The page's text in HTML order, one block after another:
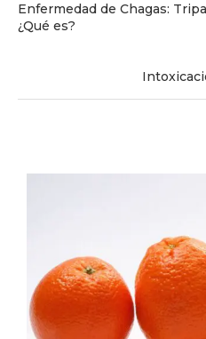
Enfermedad de Chagas:
¿Qué es?